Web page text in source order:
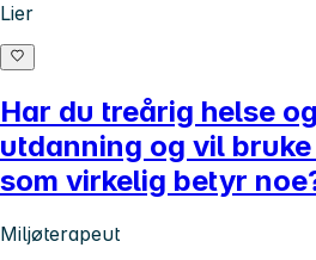
Lier
Har du treårig helse
utdanning og vil
som virkelig betyr
Miljøterapeut